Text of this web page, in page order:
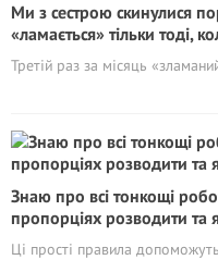
Ми з сестрою скинулися
«ламається» тільки тоді,
Третій раз за місяць
Знаю про всі тонкощі
пропорціях розводити та
Ці прості правила